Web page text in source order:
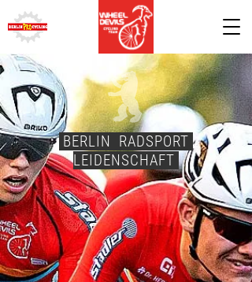
BERLIN RADSPORT
LEIDENSCHAFT